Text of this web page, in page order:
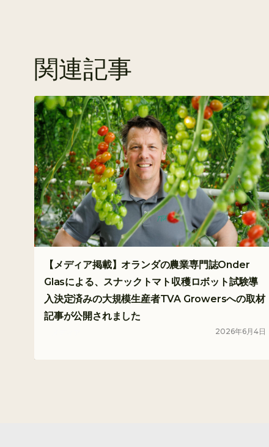
関連記事
【メディア掲載】オランダの農業専門誌Onder
Glasによる、スナックトマト収穫ロボット試験導
入決定済みの大規模生産者TVA Growersへの取材
記事が公開されました
2026年6月4日